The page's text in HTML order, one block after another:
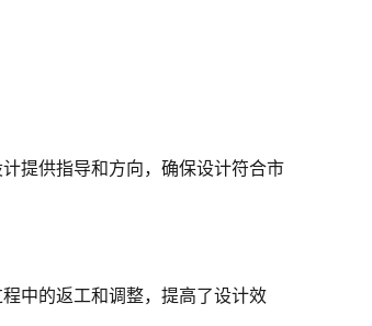
提供指导和方向，确保设计符合市
中的返工和调整，提高了设计效